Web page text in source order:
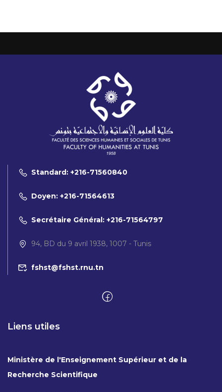
Standard: +216-71560840
Doyen: +216-71564613
Secrétaire Général: +216-71564797
94, BD du 9 avril 1938, 1007 - Tunis
fshst@fshst.rnu.tn
Liens utiles
Ministère de l'Enseignement Supérieur et de la
Recherche Scientifique